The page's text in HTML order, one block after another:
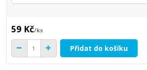
59 Kč/ks
Přidat do košíku